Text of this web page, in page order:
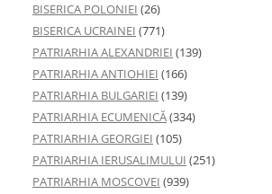
BISERICA POLONIEI (26)
BISERICA UCRAINEI (771)
PATRIARHIA ALEXANDRIEI (139)
PATRIARHIA ANTIOHIEI (166)
PATRIARHIA BULGARIEI (139)
PATRIARHIA ECUMENICĂ(334)
PATRIARHIA GEORGIEI (105)
PATRIARHIA IERUSALIMULUI (251)
PATRIARHIA MOSCOVEI (939)